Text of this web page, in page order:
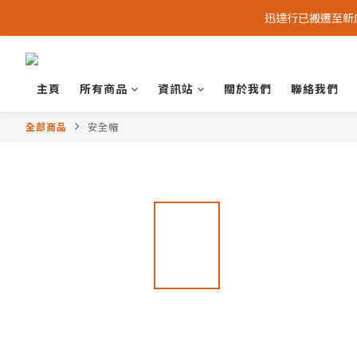
迅達行已搬遷至
主頁 所有商品 資訊站 關於我們 聯絡我們
全部商品 安全帽